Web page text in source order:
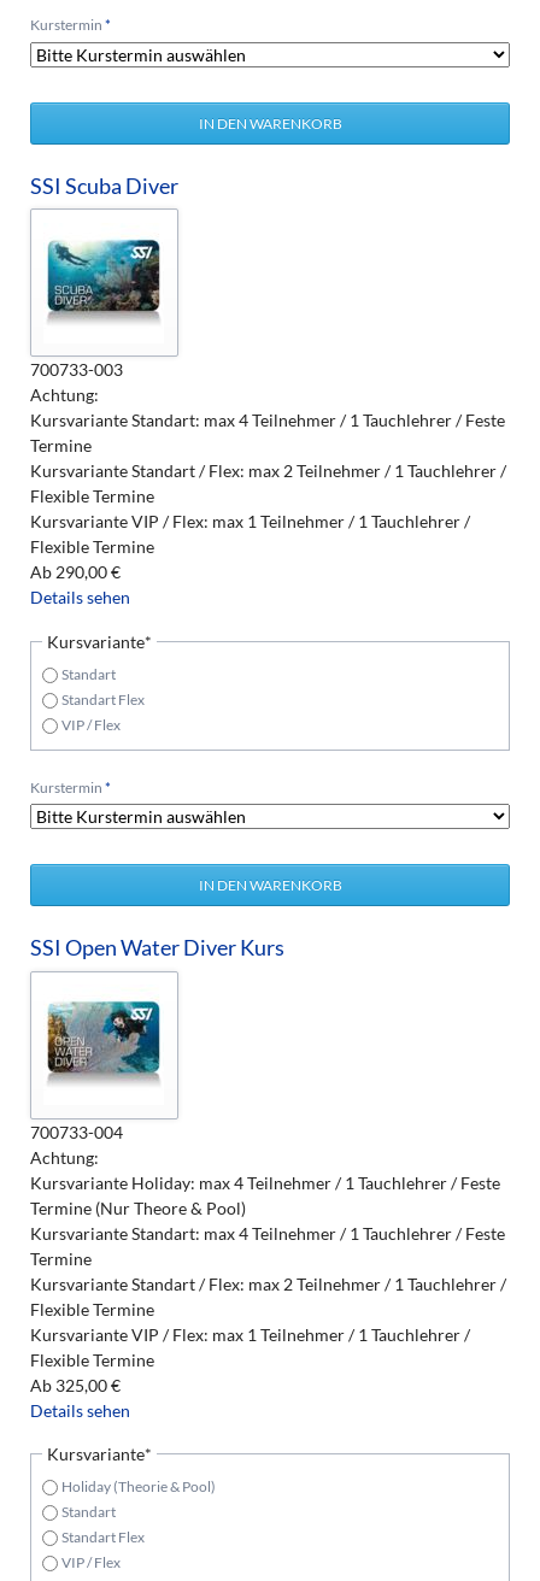
Pflichtfeld
Kurstermin *
SSI Scuba Diver
700733-003
Achtung:
Kursvariante Standart: max 4 Teilnehmer / 1 Tauchlehrer / Feste
Termine
Kursvariante Standart / Flex: max 2 Teilnehmer / 1 Tauchlehrer /
Flexible Termine
Kursvariante VIP / Flex: max 1 Teilnehmer / 1 Tauchlehrer /
Flexible Termine
Ab290,00€
Details sehen
Pflichtfeld
Kursvariante*
Standart
Standart Flex
VIP / Flex
Pflichtfeld
Kurstermin *
SSI Open Water Diver Kurs
700733-004
Achtung:
Kursvariante Holiday: max 4 Teilnehmer / 1 Tauchlehrer / Feste
Termine (Nur Theore & Pool)
Kursvariante Standart: max 4 Teilnehmer / 1 Tauchlehrer / Feste
Termine
Kursvariante Standart / Flex: max 2 Teilnehmer / 1 Tauchlehrer /
Flexible Termine
Kursvariante VIP / Flex: max 1 Teilnehmer / 1 Tauchlehrer /
Flexible Termine
Ab325,00€
Details sehen
Pflichtfeld
Kursvariante*
Holiday (Theorie & Pool)
Standart
Standart Flex
VIP / Flex